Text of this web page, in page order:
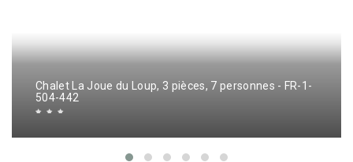
Chalet La Joue du Loup, 3 pièces, 7 personnes - FR-1-
504-442